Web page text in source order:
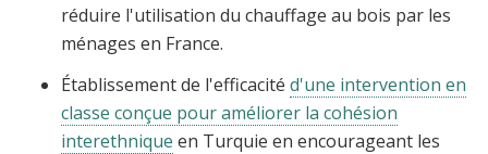
réduire l'utilisation du chauffage au bois par les
ménages en France.
Établissement de l'efficacité d'une intervention en
classe conçue pour améliorer la cohésion
interethnique en Turquie en encourageant les